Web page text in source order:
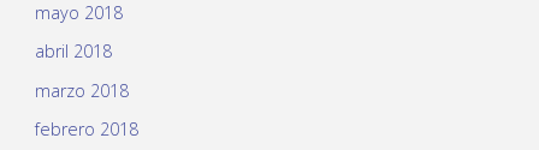
mayo 2018
abril 2018
marzo 2018
febrero 2018